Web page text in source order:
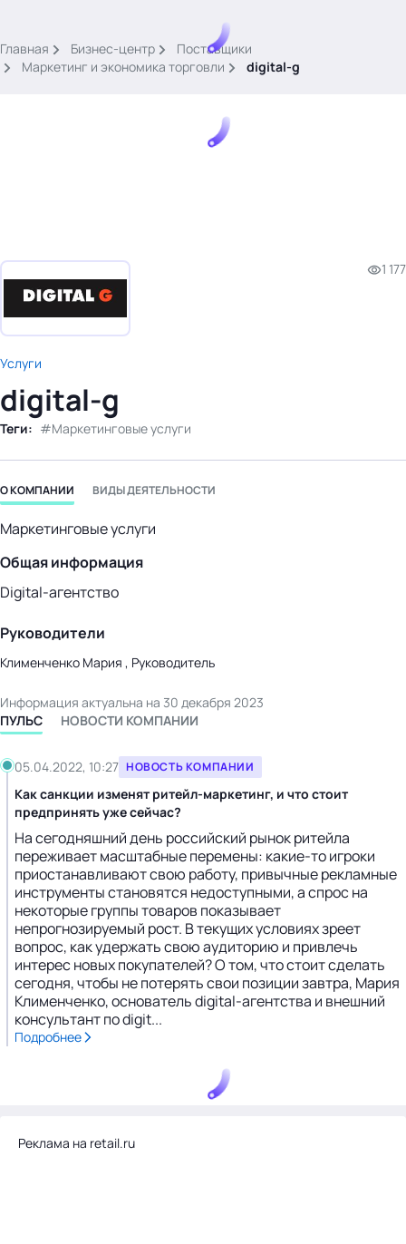
картина дня
новости
материалы
видео
события
бизнес-центр
Главная Бизнес-центр
Поставщики
Маркетинг и экономика торговли
digital-g
1 177
Услуги
digital-g
Теги: Маркетинговые услуги
О КОМПАНИИ ВИДЫ ДЕЯТЕЛЬНОСТИ
Маркетинговые услуги
Общая информация
Digital-агентство
Руководители
Клименченко Мария , Руководитель
Информация актуальна на 30 декабря 2023
ПУЛЬС
НОВОСТИ КОМПАНИИ
05.04.2022, 10:27 НОВОСТЬ КОМПАНИИ
Как санкции изменят ритейл-маркетинг, и что стоит
предпринять уже сейчас?
На сегодняшний день российский рынок ритейла
переживает масштабные перемены: какие-то игроки
приостанавливают свою работу, привычные рекламные
инструменты становятся недоступными, а спрос на
некоторые группы товаров показывает
непрогнозируемый рост. В текущих условиях зреет
вопрос, как удержать свою аудиторию и привлечь
интерес новых покупателей? О том, что стоит сделать
сегодня, чтобы не потерять свои позиции завтра, Мария
Клименченко, основатель digital-агентства и внешний
консультант по digit...
Подробнее
Реклама на retail.ru